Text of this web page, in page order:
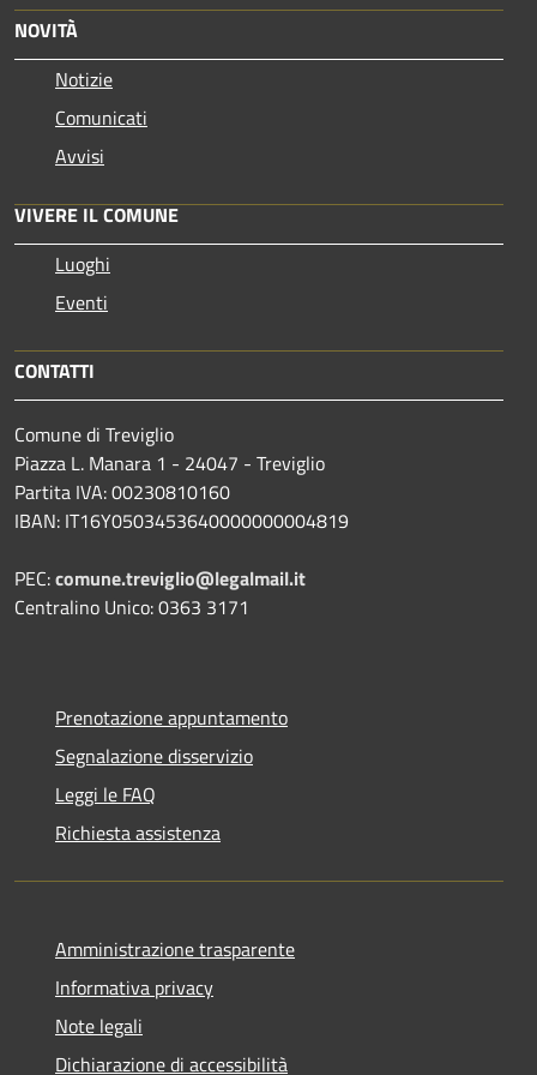
NOVITÀ
Notizie
Comunicati
Avvisi
VIVERE IL COMUNE
Luoghi
Eventi
CONTATTI
Comune di Treviglio
Piazza L. Manara 1 - 24047 - Treviglio
Partita IVA: 00230810160
IBAN: IT16Y0503453640000000004819
PEC:comune.treviglio@legalmail.it
Centralino Unico: 0363 3171
Prenotazione appuntamento
Segnalazione disservizio
Leggi le FAQ
Richiesta assistenza
Amministrazione trasparente
Informativa privacy
Note legali
Dichiarazione di accessibilità